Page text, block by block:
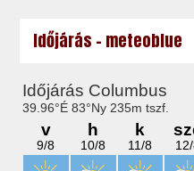
Időjárás - meteoblue